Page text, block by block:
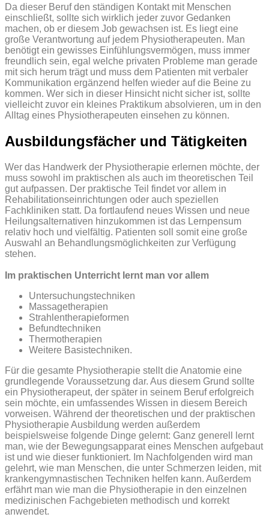
Da dieser Beruf den ständigen Kontakt mit Menschen
einschließt, sollte sich wirklich jeder zuvor Gedanken
machen, ob er diesem Job gewachsen ist. Es liegt eine
große Verantwortung auf jedem Physiotherapeuten. Man
benötigt ein gewisses Einfühlungsvermögen, muss immer
freundlich sein, egal welche privaten Probleme man gerade
mit sich herum trägt und muss dem Patienten mit verbaler
Kommunikation ergänzend helfen wieder auf die Beine zu
kommen. Wer sich in dieser Hinsicht nicht sicher ist, sollte
vielleicht zuvor ein kleines Praktikum absolvieren, um in den
Alltag eines Physiotherapeuten einsehen zu können.
Ausbildungsfächer und Tätigkeiten
Wer das Handwerk der Physiotherapie erlernen möchte, der
muss sowohl im praktischen als auch im theoretischen Teil
gut aufpassen. Der praktische Teil findet vor allem in
Rehabilitationseinrichtungen oder auch speziellen
Fachkliniken statt. Da fortlaufend neues Wissen und neue
Heilungsalternativen hinzukommen ist das Lernpensum
relativ hoch und vielfältig. Patienten soll somit eine große
Auswahl an Behandlungsmöglichkeiten zur Verfügung
stehen.
Im praktischen Unterricht lernt man vor allem
Untersuchungstechniken
Massagetherapien
Strahlentherapieformen
Befundtechniken
Thermotherapien
Weitere Basistechniken.
Für die gesamte Physiotherapie stellt die Anatomie eine
grundlegende Voraussetzung dar. Aus diesem Grund sollte
ein Physiotherapeut, der später in seinem Beruf erfolgreich
sein möchte, ein umfassendes Wissen in diesem Bereich
vorweisen. Während der theoretischen und der praktischen
Physiotherapie Ausbildung werden außerdem
beispielsweise folgende Dinge gelernt: Ganz generell lernt
man, wie der Bewegungsapparat eines Menschen aufgebaut
ist und wie dieser funktioniert. Im Nachfolgenden wird man
gelehrt, wie man Menschen, die unter Schmerzen leiden, mit
krankengymnastischen Techniken helfen kann. Außerdem
erfährt man wie man die Physiotherapie in den einzelnen
medizinischen Fachgebieten methodisch und korrekt
anwendet.